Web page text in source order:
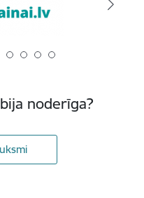
noderīga?